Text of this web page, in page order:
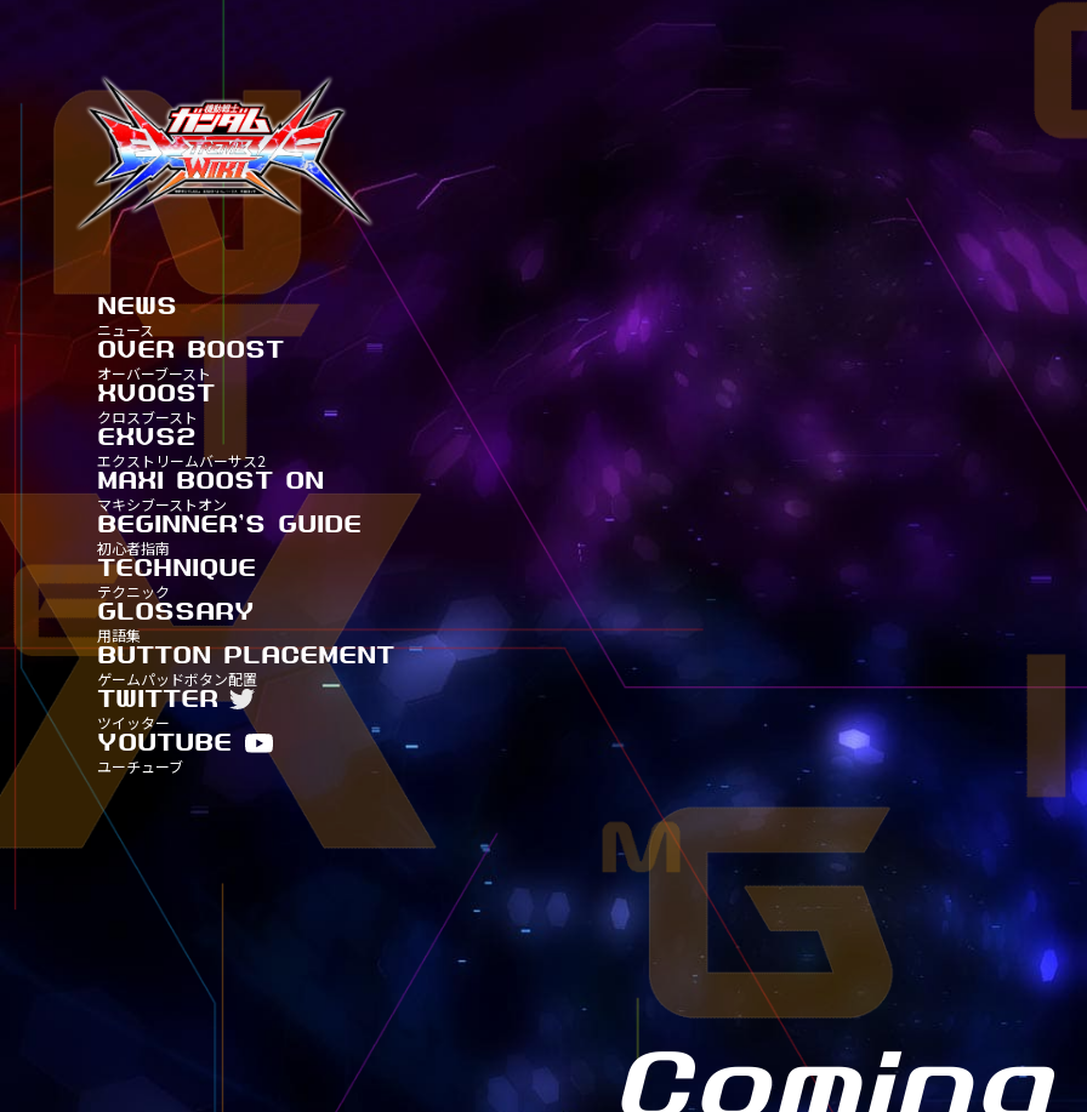
NEWS
ニュース
OVER BOOST
オーバーブースト 全機体一覧
TITLE-3000
タイトル別3000機体一覧
TITLE-2500
タイトル別2500機体一覧
TITLE-2000
タイトル別2000機体一覧
TITLE-1500
タイトル別1500機体一覧
RANK-3000
RANK-2500
ランク別2500機体一覧
RANK-2000
ランク別2000機体一覧
RANK-1500
ランク別1500機体一覧
XVOOST
クロスブースト
ALL
全機体一覧
TITLE-3000
タイトル別3000機体一覧
TITLE-2500
タイトル別2500機体一覧
TITLE-2000
タイトル別2000機体一覧
TITLE-1500
タイトル別1500機体一覧
RANK-3000
ランク別3000機体一覧
RANK-2500
ランク別2500機体一覧
RANK-2000
ランク別2000機体一覧
RANK-1500
EXVS2
エクストリームバーサス2
ALL
全機体一覧
TITLE-3000
タイトル別3000機体一覧
TITLE-2500
タイトル別2500機体一覧
TITLE-2000
タイトル別2000機体一覧
TITLE-1500
タイトル別1500機体一覧
RANK-3000
ランク別3000機体一覧
RANK-2500
ランク別2500機体一覧
RANK-2000
RANK-1500
ランク別1500機体一覧
MAXI BOOST ON
マキシブーストオン
ALL
全機体一覧
TITLE-3000
タイトル別3000機体一覧
TITLE-2500
タイトル別2500機体一覧
TITLE-2000
タイトル別2000機体一覧
TITLE-1500
タイトル別1500機体一覧
RANK-3000
ランク別3000機体一覧
RANK-2500
RANK-2000
ランク別2000機体一覧
RANK-1500
ランク別1500機体一覧
BEGINNER'S GUIDE
初心者指南
TECHNIQUE
テクニック
GLOSSARY
用語集
BUTTON PLACEMENT
ゲームパッドボタン配置
TWITTER
ツイッター
YOUTUBE
ユーチューブ